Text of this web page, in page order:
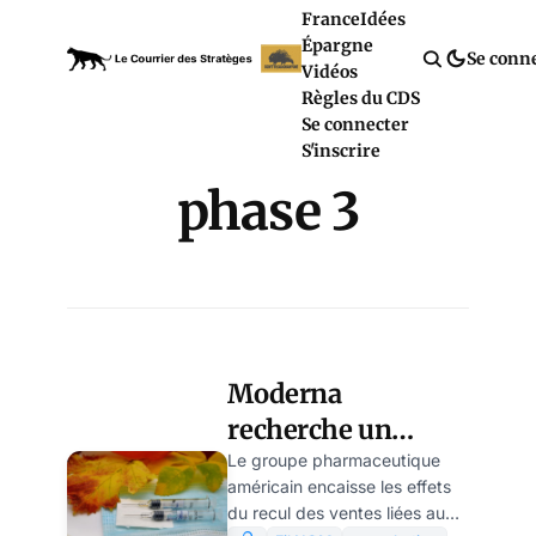
FranceIdées
Épargne
Vidéos
Règles du CDS
Se connecter
S'inscrire
Se
phase 3
Moderna
recherche un
second souffle
avec son vaccin
Le groupe pharmaceutique
américain encaisse les effets
du recul des ventes liées au